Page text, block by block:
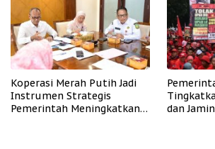
Koperasi Merah Putih Jadi
Instrumen Strategis
Pemerintah Meningkatkan
dan